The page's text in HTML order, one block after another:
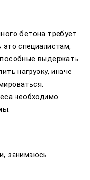
бетона требует
специалистам,
выдержать
нагрузку, иначе
необходимо
занимаюсь